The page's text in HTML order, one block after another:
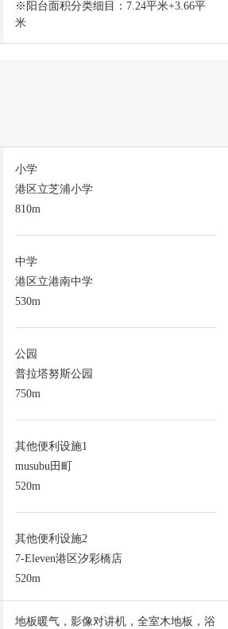
※阳台面积分类细目：7.24平米+3.66平
米
小学
港区立芝浦小学
810m
中学
港区立港南中学
530m
公园
普拉塔努斯公园
750m
其他便利设施1
musubu田町
520m
其他便利设施2
7-Eleven港区汐彩橋店
520m
地板暖气，影像对讲机，全室木地板，浴